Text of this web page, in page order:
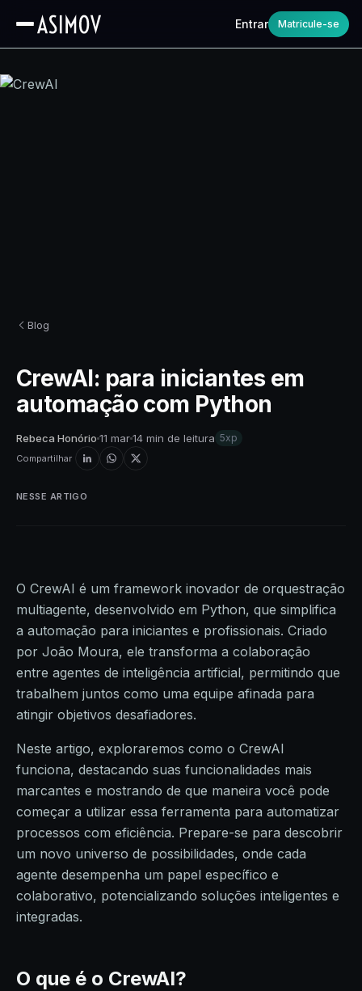
Entrar Matricule-se
Blog
CrewAI: para iniciantes em
automação com Python
Rebeca Honório 11 mar14 min de leitura 5xp
Compartilhar
O CrewAI é um framework inovador de orquestração
multiagente, desenvolvido em Python, que simplifica
a automação para iniciantes e profissionais. Criado
por João Moura, ele transforma a colaboração
entre agentes de inteligência artificial, permitindo que
trabalhem juntos como uma equipe afinada para
atingir objetivos desafiadores.
Neste artigo, exploraremos como o CrewAI
funciona, destacando suas funcionalidades mais
marcantes e mostrando de que maneira você pode
começar a utilizar essa ferramenta para automatizar
processos com eficiência. Prepare-se para descobrir
um novo universo de possibilidades, onde cada
agente desempenha um papel específico e
colaborativo, potencializando soluções inteligentes e
integradas.
O que é o CrewAI?
NESSE ARTIGO